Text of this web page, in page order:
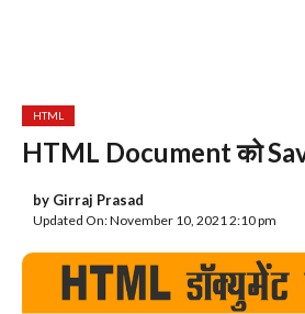
HTML
HTML Document को
by Girraj Prasad
Updated On: November 10, 2021 2:10 pm